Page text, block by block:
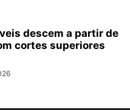
descem a partir de
cortes superiores